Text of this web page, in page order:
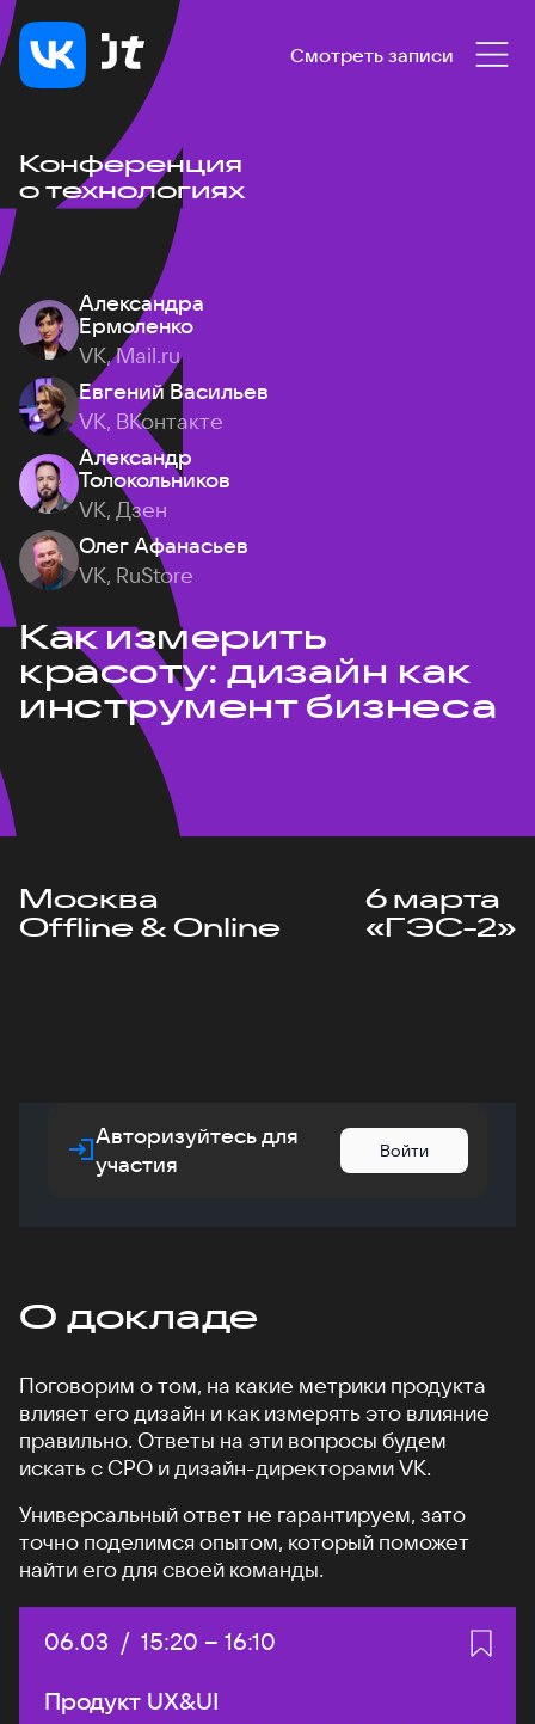
Смотреть записи
Конференция
о технологиях
Александра
Ермоленко
VK, Mail.ru
Евгений Васильев
VK, ВКонтакте
Александр
Толокольников
VK, Дзен
Олег Афанасьев
VK, RuStore
Как измерить
красоту: дизайн как
инструмент бизнеса
Москва
Offline & Online
6 марта
«ГЭС-2»
Авторизуйтесь для
участия
Войти
О докладе
Поговорим о том, на какие метрики продукта
влияет его дизайн и как измерять это влияние
правильно. Ответы на эти вопросы будем
искать с CPO и дизайн-директорами VK.
Универсальный ответ не гарантируем, зато
точно поделимся опытом, который поможет
найти его для своей команды.
Дата:
06.03 / Начало:
15:20 – Конец:
16:10
Продукт UX&UI